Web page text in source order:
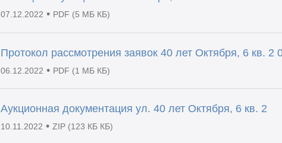
07.12.2022 • PDF (5 МБ КБ)
Протокол рассмотрения заявок 40 лет Октября, 6 кв. 2
06.12.2022 • PDF (1 МБ КБ)
Аукционная документация ул. 40 лет Октября, 6 кв. 2
10.11.2022 •ZIP (123 КБ КБ)